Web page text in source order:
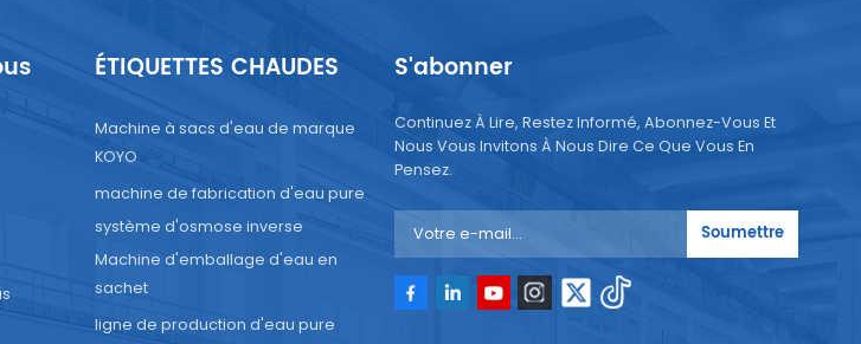
ÉTIQUETTES CHAUDES
Machine à sacs d'eau de marque
KOYO
machine de fabrication d'eau pure
système d'osmose inverse
Machine d'emballage d'eau en
sachet
ligne de production d'eau pure
S'abonner
Continuez À Lire, Restez Informé, Abonnez-Vous Et
Nous Vous Invitons À Nous Dire Ce Que Vous En
Pensez.
Soumettre